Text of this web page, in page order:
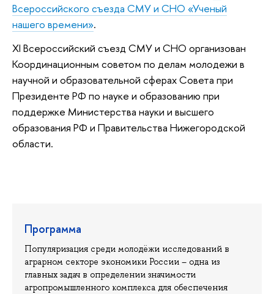
Всероссийского съезда СМУ и СНО «Ученый
нашего времени».
XI Всероссийский съезд СМУ и СНО организован
Координационным советом по делам молодежи в
научной и образовательной сферах Совета при
Президенте РФ по науке и образованию при
поддержке Министерства науки и высшего
образования РФ и Правительства Нижегородской
области.
Программа
Популяризация среди молодёжи исследований в
аграрном секторе экономики России – одна из
главных задач в определении значимости
агропромышленного комплекса для обеспечения